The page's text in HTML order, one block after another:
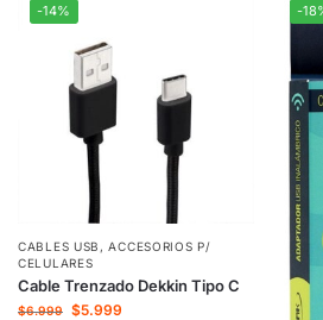
-14%
CABLES USB ,ACCESORIOS P/
CELULARES
Cable Trenzado Dekkin Tipo C
$6.999 $5.999
-